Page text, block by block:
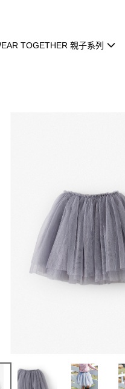
TOGETHER 親子系列